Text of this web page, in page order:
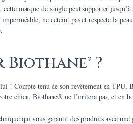
marque de sangle peut supporter
ne déteint pas et respecte la
?
! Compte tenu de son revêtement en TPU,
chien, Biothane® ne l’irritera pas, et en
qui vous garantit des produits avec